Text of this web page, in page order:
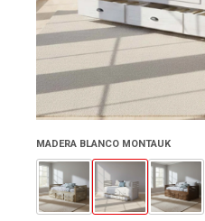
MADERA BLANCO MONTAUK